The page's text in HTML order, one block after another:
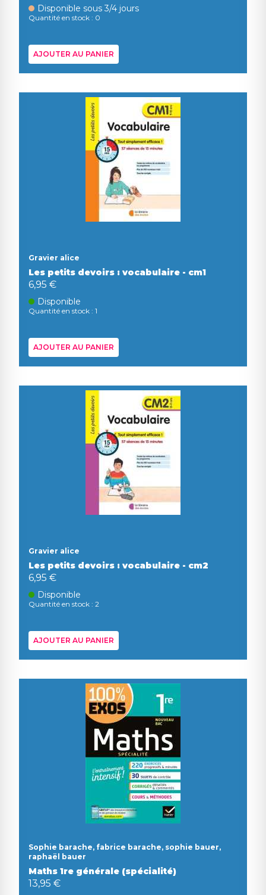
Disponible sous 3/4 jours
Quantité en stock : 0
AJOUTER AU PANIER
Gravier alice
Les petits devoirs : vocabulaire - cm1
6,95 €
Disponible
Quantité en stock : 1
AJOUTER AU PANIER
Gravier alice
Les petits devoirs : vocabulaire - cm2
6,95 €
Disponible
Quantité en stock : 2
AJOUTER AU PANIER
Sophie barache, fabrice barache, sophie bauer,
raphaël bauer
Maths 1re générale (spécialité)
13,95 €